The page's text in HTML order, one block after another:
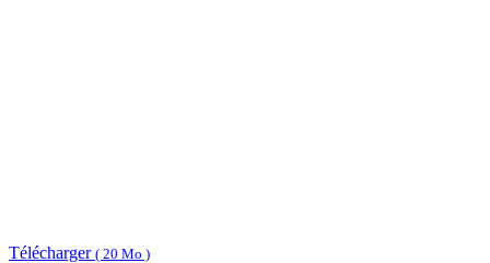
Télécharger ( 20 Mo )